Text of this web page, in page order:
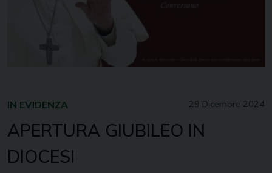
29 Dicembre 2024
IN EVIDENZA
APERTURA GIUBILEO IN
DIOCESI